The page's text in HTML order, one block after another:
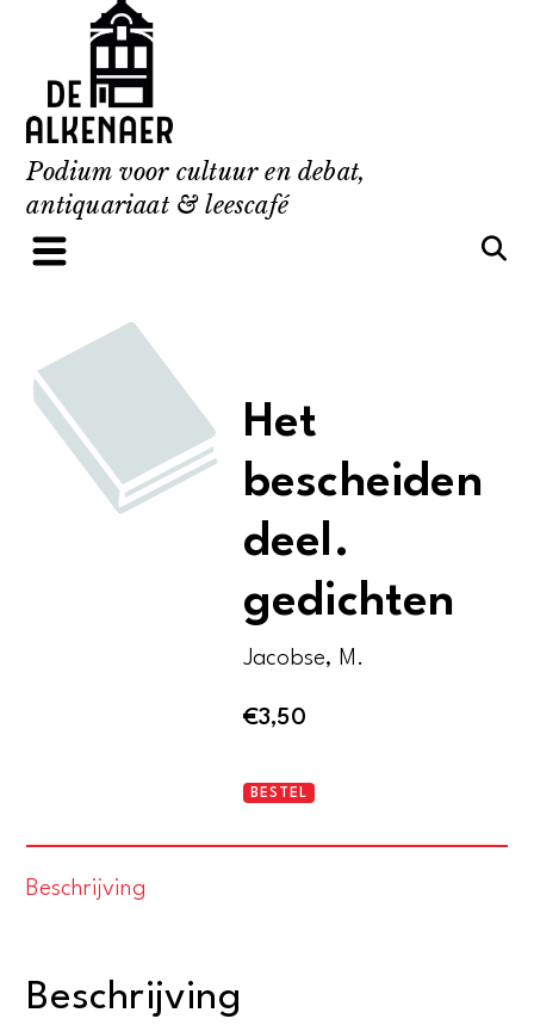
content
Podium voor cultuur en debat,
antiquariaat & leescafé
Het
bescheiden
deel.
gedichten
Jacobse, M.
€3,50
Het
BESTEL
Beschrijving
Beschrijving